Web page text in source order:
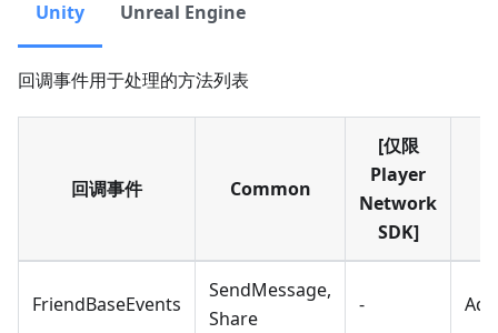
Unity Unreal Engine
回调事件用于处理的方法列表
回调事件 Common
[仅限
Player
Network
SDK]
FriendBaseEvents
SendMessage,
Share
-